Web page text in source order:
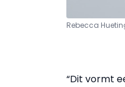
Rebecca
“Dit vormt